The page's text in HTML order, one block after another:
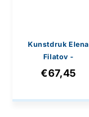
Kunstdruk Elena
Filatov -
Mohnparade II
138x76cm
€67,45